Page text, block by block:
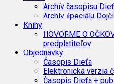
Archív časopisu
Archív špeciálu
Knihy
HOVORME O
predplatiteľov
Objednávky
Časopis Dieťa
Elektronická verzia
Časopis Dieťa +